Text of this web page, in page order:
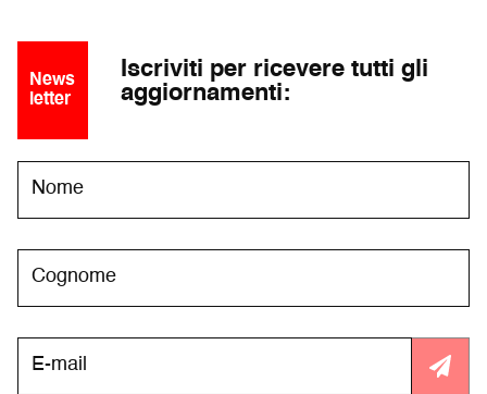
News
letter
Iscriviti per ricevere tutti gli
aggiornamenti: